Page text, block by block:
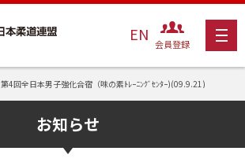
EN 会員登録
第4回全日本男子強化合宿（味の素ﾄﾚｰﾆﾝｸﾞｾﾝﾀｰ)(09.9.21)
お知らせ